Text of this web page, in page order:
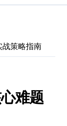
战策略指南
难题